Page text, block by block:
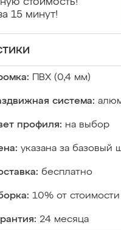
15 минут!
ПВХ (0,4 мм)
система:
профиля: на выбор
указана за базовый
бесплатно
10% от стоимости
24 месяца